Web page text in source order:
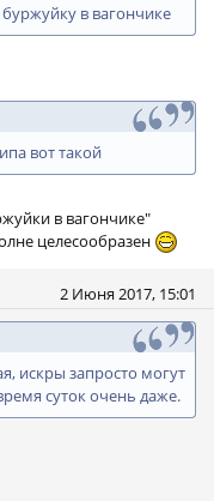
в вагончике
вот такой
в вагончике"
целесообразен
2 Июня 2017, 15:01
искры запросто могут
суток очень даже.